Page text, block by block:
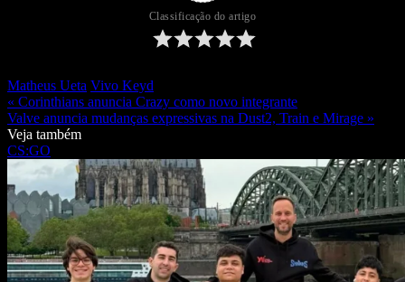
Classificação do artigo
Matheus Ueta Vivo Keyd
« Corinthians anuncia Crazy como novo integrante
Valve anuncia mudanças expressivas na Dust2, Train e Mirage »
Veja também
CS:GO